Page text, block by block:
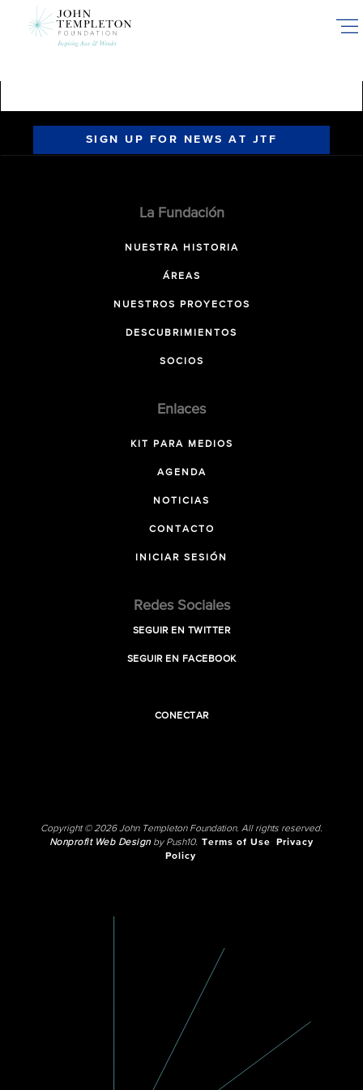
SIGN UP FOR NEWS AT JTF
La Fundación
NUESTRA HISTORIA
ÁREAS
NUESTROS PROYECTOS
DESCUBRIMIENTOS
SOCIOS
Enlaces
KIT PARA MEDIOS
AGENDA
NOTICIAS
CONTACTO
INICIAR SESIÓN
Redes Sociales
SEGUIR EN TWITTER
SEGUIR EN FACEBOOK
CONECTAR
Copyright © 2026 John Templeton Foundation. All rights reserved.
Nonprofit Web Designby Push10. Terms of Use
Privacy
Policy